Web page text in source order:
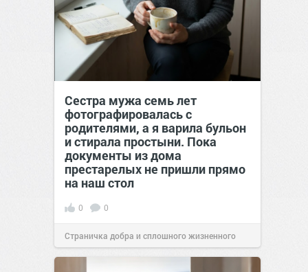
Сестра мужа семь лет
фотографировалась с
родителями, а я варила бульон
и стирала простыни. Пока
документы из дома
престарелых не пришли прямо
на наш стол
0 0
Страничка добра и сплошного жизненного
позитива!